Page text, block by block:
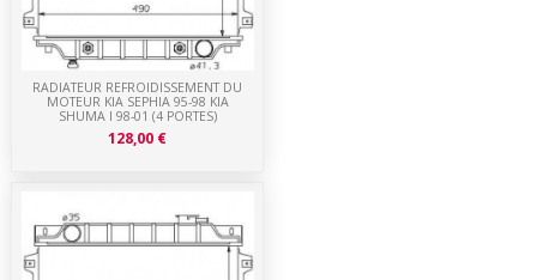
RADIATEUR REFROIDISSEMENT DU
MOTEUR KIA SEPHIA 95-98 KIA
SHUMA I 98-01 (4 PORTES)
128,00 €